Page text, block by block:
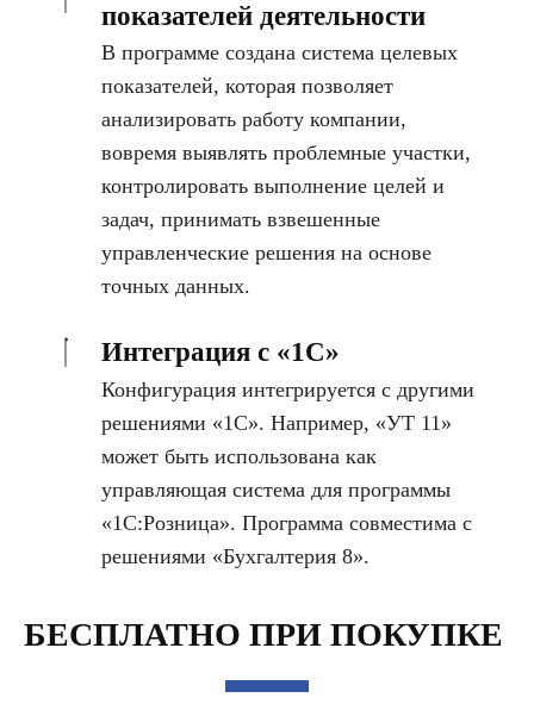
показателей деятельности
В программе создана система целевых
показателей, которая позволяет
анализировать работу компании,
вовремя выявлять проблемные участки,
контролировать выполнение целей и
задач, принимать взвешенные
управленческие решения на основе
точных данных.
Интеграция с «1С»
Конфигурация интегрируется с другими
решениями «1С». Например, «УТ 11»
может быть использована как
управляющая система для программы
«1С:Розница». Программа совместима с
решениями «Бухгалтерия 8».
БЕСПЛАТНО ПРИ ПОКУПКЕ